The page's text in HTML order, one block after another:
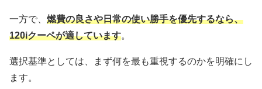
一方で、 燃費の良さや日常の使い勝手を優先するなら、
120iクーペが適しています。
選択基準としては、まず何を最も重視するのかを明確にし
ます。